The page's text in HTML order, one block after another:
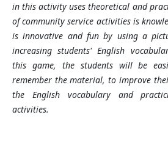
in this activity uses theoretical and
of community service activities is
is innovative and fun by using a
increasing students' English
this game, the students will be
remember the material, to improve
the English vocabulary and
activities.